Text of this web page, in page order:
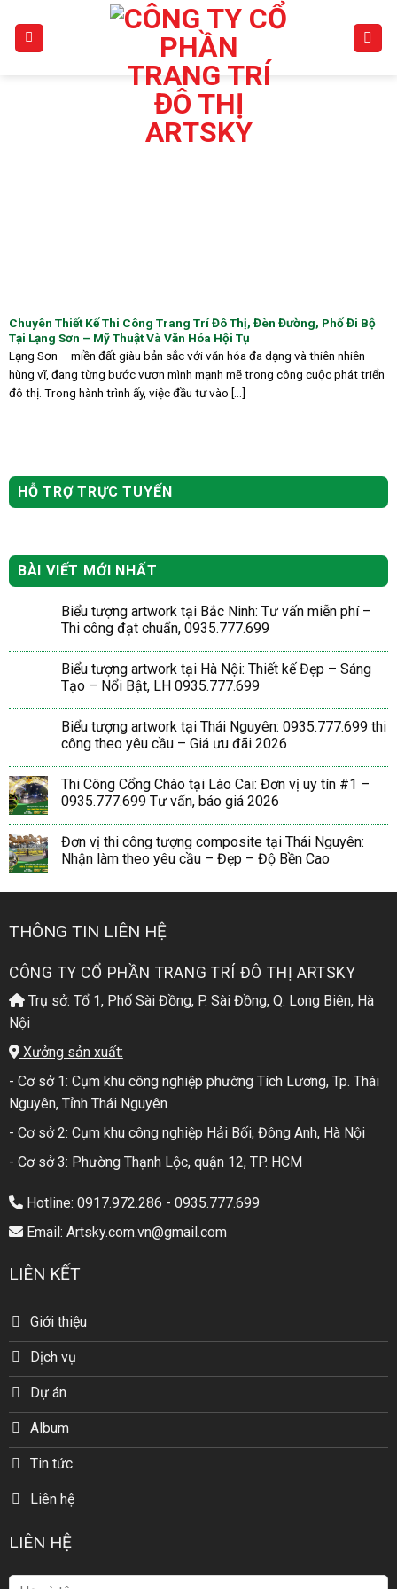
content
Chuyên Thiết Kế Thi Công Trang Trí Đô Thị, Đèn Đường, Phố Đi Bộ
Tại Lạng Sơn – Mỹ Thuật Và Văn Hóa Hội Tụ
Lạng Sơn – miền đất giàu bản sắc với văn hóa đa dạng và thiên nhiên
hùng vĩ, đang từng bước vươn mình mạnh mẽ trong công cuộc phát triển
đô thị. Trong hành trình ấy, việc đầu tư vào [...]
HỖ TRỢ TRỰC TUYẾN
BÀI VIẾT MỚI NHẤT
Biểu tượng artwork tại Bắc Ninh: Tư vấn miễn phí –
Thi công đạt chuẩn, 0935.777.699
Biểu tượng artwork tại Hà Nội: Thiết kế Đẹp – Sáng
Tạo – Nổi Bật, LH 0935.777.699
Biểu tượng artwork tại Thái Nguyên: 0935.777.699 thi
công theo yêu cầu – Giá ưu đãi 2026
Thi Công Cổng Chào tại Lào Cai: Đơn vị uy tín #1 –
0935.777.699 Tư vấn, báo giá 2026
Đơn vị thi công tượng composite tại Thái Nguyên:
Nhận làm theo yêu cầu – Đẹp – Độ Bền Cao
THÔNG TIN LIÊN HỆ
CÔNG TY CỔ PHẦN TRANG TRÍ ĐÔ THỊ ARTSKY
Trụ sở: Tổ 1, Phố Sài Đồng, P. Sài Đồng, Q. Long Biên, Hà
Nội
Xưởng sản xuất:
- Cơ sở 1: Cụm khu công nghiệp phường Tích Lương, Tp. Thái
Nguyên, Tỉnh Thái Nguyên
- Cơ sở 2: Cụm khu công nghiệp Hải Bối, Đông Anh, Hà Nội
- Cơ sở 3: Phường Thạnh Lộc, quận 12, TP. HCM
Hotline: 0917.972.286 - 0935.777.699
Email: Artsky.com.vn@gmail.com
LIÊN KẾT
Giới thiệu
Dịch vụ
Dự án
Album
Tin tức
Liên hệ
LIÊN HỆ